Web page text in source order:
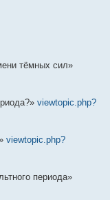
тёмных сил»
viewtopic.php?
viewtopic.php?
периода»